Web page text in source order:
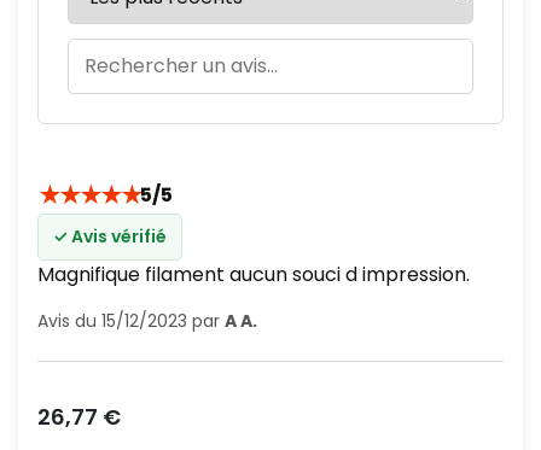
★★★★★5/5
✓ Avis vérifié
Magnifique filament aucun souci d impression.
Avis du 15/12/2023 par A A.
Prix
26,77 €